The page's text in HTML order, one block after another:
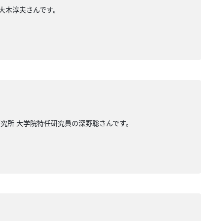
淳夫さんです。
大学院特任研究員の深野聡さんです。